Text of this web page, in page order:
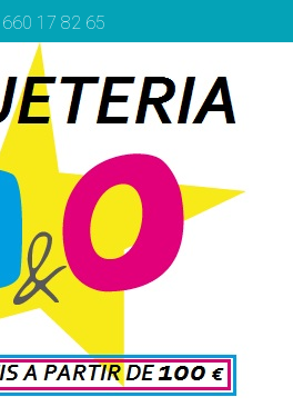
660 17 82 65